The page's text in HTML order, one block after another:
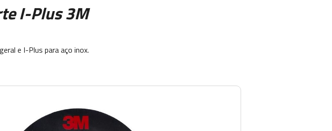
I-Plus 3M
e I-Plus para aço inox.